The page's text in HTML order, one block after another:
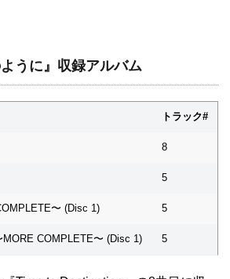
ように』収録アルバム
トラック#
8
5
〜 (Disc 1) 5
COMPLETE〜 (Disc 1) 5